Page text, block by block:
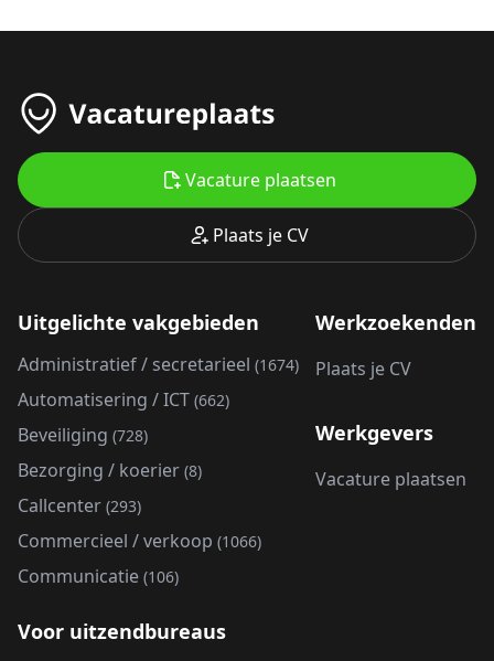
Plaats je CV
Vacature plaatsen
Uitgelichte vakgebieden
Administratief / secretarieel (1674)
Automatisering / ICT (662)
Beveiliging (728)
Bezorging / koerier (8)
Callcenter (293)
Commercieel / verkoop (1066)
Communicatie (106)
Werkzoekenden
Plaats je CV
Werkgevers
Vacature plaatsen
Voor uitzendbureaus